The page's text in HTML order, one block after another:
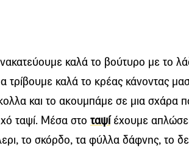
καλά το βούτυρο με το
τρίβουμε καλά το κρέας κάνοντας
και το ακουμπάμε σε μια σχάρα
ταψί. Μέσα στο ταψίέχουμε
το σκόρδο, τα φύλλα δάφνης, το